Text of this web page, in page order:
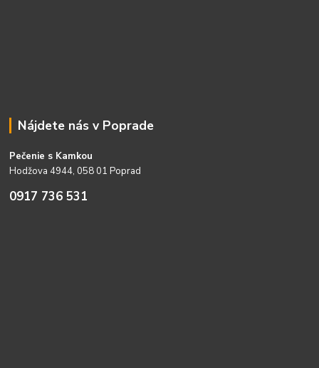
Nájdete nás v Poprade
Pečenie s Kamkou
Hodžova 4944, 058 01 Poprad
0917 736 531